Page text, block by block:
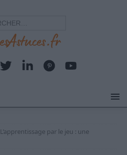
L’apprentissage par le jeu : une